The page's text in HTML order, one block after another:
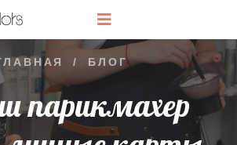
/ БЛОГ
парикмахер